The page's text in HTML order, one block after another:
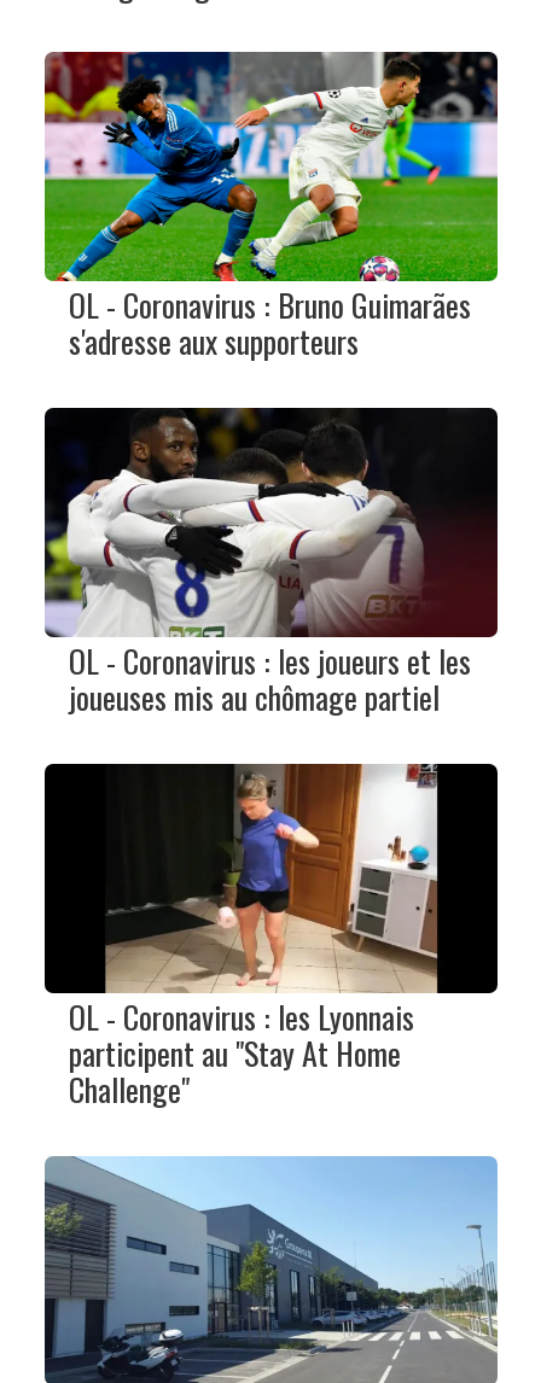
OL - Coronavirus : Bruno Guimarães
s'adresse aux supporteurs
OL - Coronavirus : les joueurs et les
joueuses mis au chômage partiel
OL - Coronavirus : les Lyonnais
participent au "Stay At Home
Challenge"